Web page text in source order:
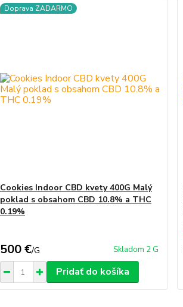
Doprava ZADARMO
Cookies Indoor CBD kvety 400G Malý
poklad s obsahom CBD 10.8% a THC
0.19%
500 €/G Skladom 2 G
Pridať do košíka